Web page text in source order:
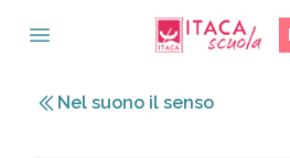
OPEN MAIN MENU
Nel suono il senso